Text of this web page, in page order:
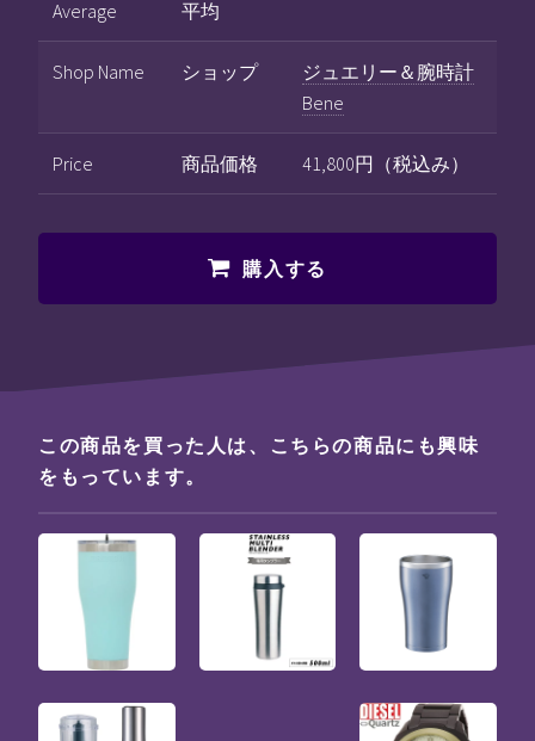
Average
平均
Shop Name ショップ
ジュエリー＆腕時計
Bene
Price 商品価格 41,800円（税込み）
購入する
この商品を買った人は、こちらの商品にも興味
をもっています。